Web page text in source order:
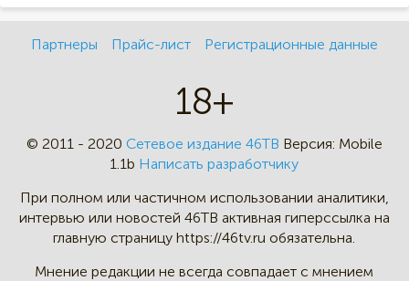
Партнеры Прайс-лист Регистрационные данные
18+
© 2011 - 2020 Сетевое издание 46ТВ Версия: Mobile
1.1b Написать разработчику
При полном или частичном использовании аналитики,
интервью или новостей 46TB активная гиперссылка на
главную страницу https://46tv.ru обязательна.
Мнение редакции не всегда совпадает с мнением